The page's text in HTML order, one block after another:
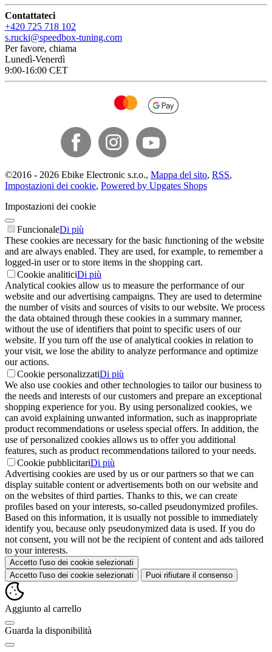
Contattateci
+420 725 718 102
s.rucki@speedbox-tuning.com
Per favore, chiama
Lunedì-Venerdì
9:00-16:00 CET
©2016 - 2026 Ebike Electronic s.r.o., Mappa del sito, RSS,
Impostazioni dei cookie, Powered by Upgates Shops
Impostazioni dei cookie
FuncionaleDi più
These cookies are necessary for the basic functioning of the website
and are always enabled. They are used, for example, to remember a
logged-in user or to store items in the shopping cart.
Cookie analiticiDi più
Analytical cookies allow us to measure the performance of our
website and our advertising campaigns. They are used to determine
the number of visits and sources of visits to our website. We process
the data obtained through these cookies in a summary manner,
without the use of identifiers that point to specific users of our
website. If you turn off the use of analytical cookies in relation to
your visit, we lose the ability to analyze performance and optimize
our actions.
Cookie personalizzatiDi più
We also use cookies and other technologies to tailor our business to
the needs and interests of our customers and prepare an exceptional
shopping experience for you. By using personalized cookies, we
can avoid explaining unwanted information, such as inappropriate
product recommendations or useless special offers. In addition, the
use of personalized cookies allows us to offer you additional
features, such as product recommendations tailored to your needs.
Cookie pubblicitariDi più
Advertising cookies are used by us or our partners so that we can
display suitable content or advertisements both on our website and
on the websites of third parties. Thanks to this, we can create
profiles based on your interests, so-called pseudonymized profiles.
Based on this information, it is usually not possible to immediately
identify you, because only pseudonymized data is used. If you do
not consent, you will not be the recipient of content and ads tailored
to your interests.
Accetto l'uso dei cookie selezionati
Accetto l'uso dei cookie selezionati
Puoi rifiutare il consenso
Aggiunto al carrello
Guarda la disponibilità